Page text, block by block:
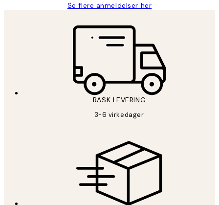
Se flere anmeldelser her
RASK LEVERING
3-6 virkedager